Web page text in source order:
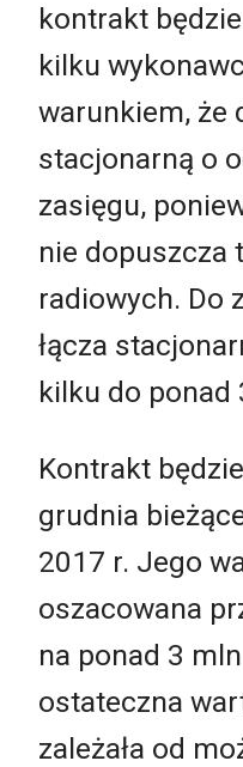
kontrakt
kilku
warunkiem, że
stacjonarną o
zasięgu,
nie dopuszcza
radiowych. Do
łącza
kilku do ponad
Kontrakt
grudnia
2017 r. Jego
oszacowana
na ponad 3
ostateczna
zależała od